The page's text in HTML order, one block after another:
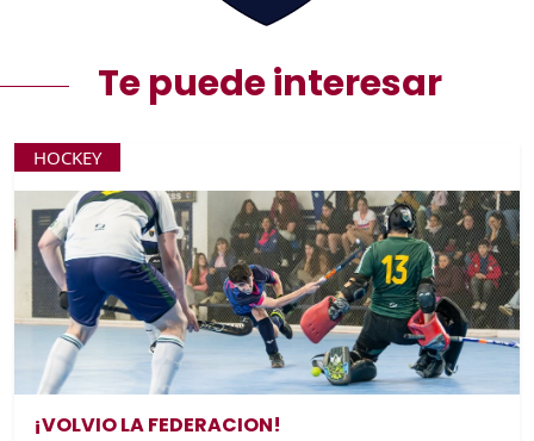
Te puede interesar
HOCKEY
¡VOLVIO LA FEDERACION!